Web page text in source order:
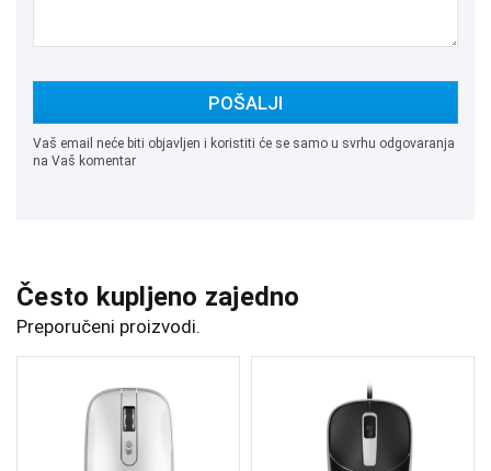
POŠALJI
Vaš email neće biti objavljen i koristiti će se samo u svrhu odgovaranja
na Vaš komentar
Često kupljeno zajedno
Preporučeni proizvodi.